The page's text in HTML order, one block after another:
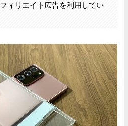
ィリエイト広告を利用してい